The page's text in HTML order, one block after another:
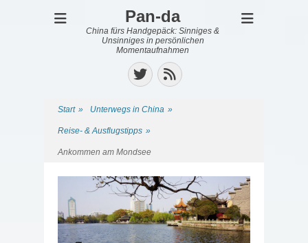
Pan-da
China fürs Handgepäck: Sinniges &
Unsinniges in persönlichen
Momentaufnahmen
Twitter
Feed
Start » Unterwegs in China »
Reise- & Ausflugstipps »
Ankommen am Mondsee